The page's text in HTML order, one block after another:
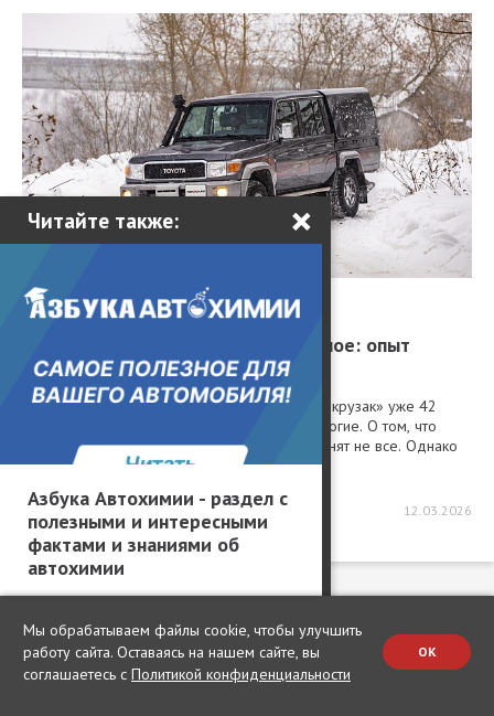
Читайте также: ×
Азбука Автохимии - раздел с
полезными и интересными
фактами и знаниями об
автохимии
Тест-драйвы / Тест-драйв
Назад в будущее, вперед в прошлое: опыт
владения Toyota Land Cruiser 70
О том, что японцы выпускают древний 70-й «крузак» уже 42
года без существенных изменений, знают многие. О том, что
такой можно заказать, привезти и купить, помнят не все. Однако
мы нашли нас...
16051 4 2 12.03.2026
Команда
Реклама на сайте
Мы обрабатываем файлы cookie, чтобы улучшить
работу сайта. Оставаясь на нашем сайте, вы
соглашаетесь с Политикой конфиденциальности
OK